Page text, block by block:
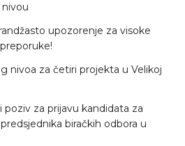
upozorenje za visoke
nivoa za četiri projekta u Velikoj
poziv za prijavu kandidata za
biračkih odbora u